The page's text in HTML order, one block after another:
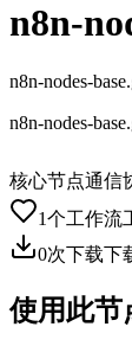
n8n-
n8n-nodes-
n8n-nodes-
核心节点通信
1个工作流
0次下载下
使用此节